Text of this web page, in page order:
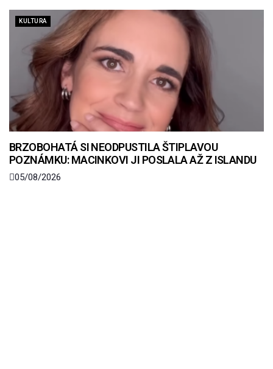
KULTURA
BRZOBOHATÁ SI NEODPUSTILA ŠTIPLAVOU
POZNÁMKU: MACINKOVI JI POSLALA AŽ Z ISLANDU
05/08/2026